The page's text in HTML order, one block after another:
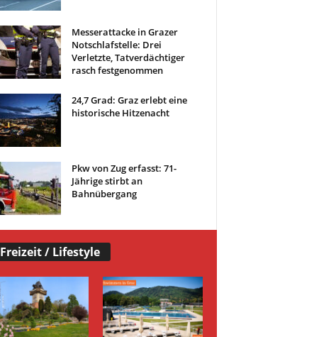
Messerattacke in Grazer
Notschlafstelle: Drei
Verletzte, Tatverdächtiger
rasch festgenommen
24,7 Grad: Graz erlebt eine
historische Hitzenacht
Pkw von Zug erfasst: 71-
Jährige stirbt an
Bahnübergang
Freizeit / Lifestyle